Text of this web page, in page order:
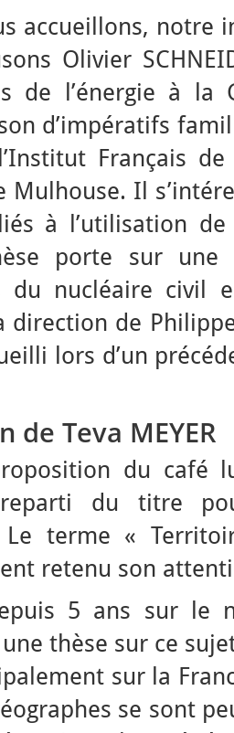
accueillons, notre
Olivier
de l’énergie à la
d’impératifs
Français
Mulhouse. Il
à l’utilisation de
porte sur une
du nucléaire civil
direction de
lors d’un
Teva MEYER
du café
reparti du titre
Le terme «
retenu son
5 ans sur le
thèse sur ce
sur la
se sont